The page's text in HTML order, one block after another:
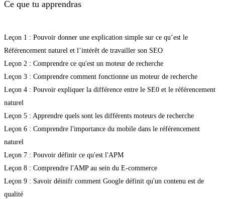
Ce que tu apprendras
Leçon 1 : Pouvoir donner une explication simple sur ce qu’est le
Référencement naturel et l’intérêt de travailler son SEO
Leçon 2 : Comprendre ce qu'est un moteur de recherche
Leçon 3 : Comprendre comment fonctionne un moteur de recherche
Leçon 4 : Pouvoir expliquer la différence entre le SE0 et le référencement
naturel
Leçon 5 : Apprendre quels sont les différents moteurs de recherche
Leçon 6 : Comprendre l'importance du mobile dans le référencement
naturel
Leçon 7 : Pouvoir définir ce qu'est l'APM
Leçon 8 : Comprendre l'AMP au sein du E-commerce
Leçon 9 : Savoir déinifr comment Google définit qu'un contenu est de
qualité